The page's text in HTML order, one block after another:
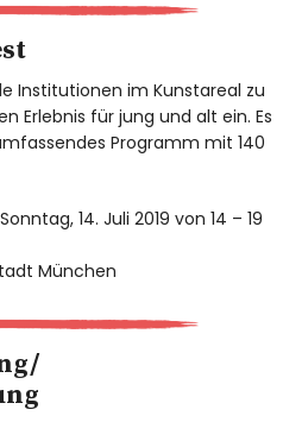
Institutionen im Kunstareal zu
Erlebnis für jung und alt ein. Es
Programm mit 140
14. Juli 2019 von 14 – 19
München